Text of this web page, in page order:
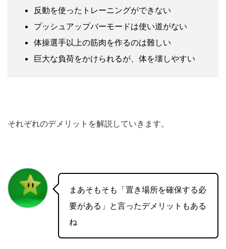
反動を使ったトレーニングができない
プッシュアップバーモードは使い道がない
体操選手以上の筋肉を作るのは難しい
巨大な負荷をかけられるが、体を壊しやすい
それぞれのデメリットを解説していきます。
まあそもそも「置き場所を確保する必
要がある」と言ったデメリットもある
ね